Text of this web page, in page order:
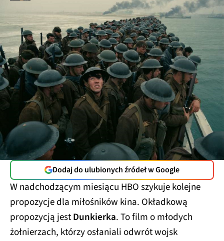
Dodaj do ulubionych źródeł w Google
W nadchodzącym miesiącu HBO szykuje kolejne
propozycje dla miłośników kina. Okładkową
propozycją jestDunkierka. To film o młodych
żołnierzach, którzy osłaniali odwrót wojsk